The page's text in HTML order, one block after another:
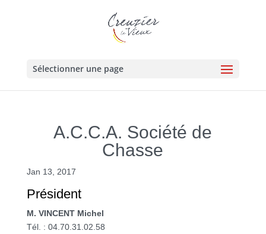
Sélectionner une page
A.C.C.A. Société de
Chasse
Jan 13, 2017
Président
M. VINCENT Michel
Tél. : 04.70.31.02.58